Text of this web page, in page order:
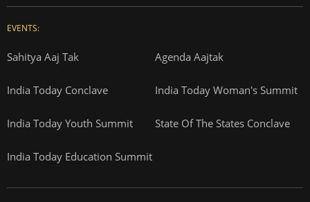
EVENTS:
Sahitya Aaj Tak Agenda Aajtak
India Today Conclave India Today Woman's Summit
India Today Youth Summit State Of The States Conclave
India Today Education Summit